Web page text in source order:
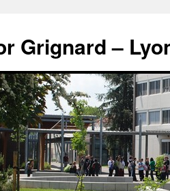
Grignard –